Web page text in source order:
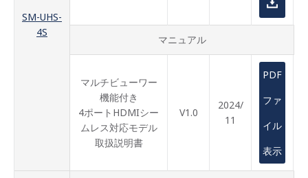
SM-UHS-
4S
マニュアル
マルチビューワー
機能付き
4ポートHDMIシー
ムレス対応モデル
取扱説明書
V1.0
2024/
11
PDF
ファ
イル
表示